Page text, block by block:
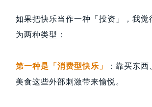
如果把快乐当作一种「投资」，我觉
为两种类型：
第一种是「消费型快乐」
：靠买东
美食这些外部刺激带来愉悦。